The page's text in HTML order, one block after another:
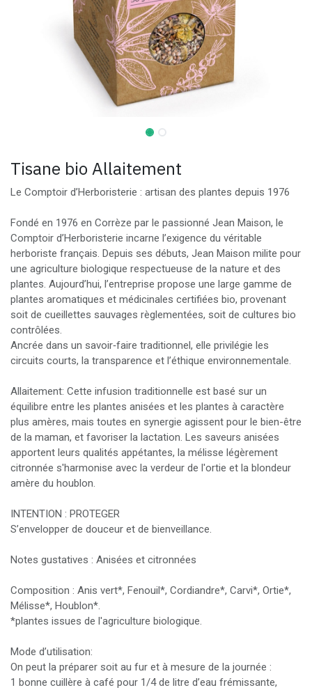
Tisane bio Allaitement
Le Comptoir d’Herboristerie : artisan des plantes depuis 1976
Fondé en 1976 en Corrèze par le passionné Jean Maison, le
Comptoir d’Herboristerie incarne l’exigence du véritable
herboriste français. Depuis ses débuts, Jean Maison milite pour
une agriculture biologique respectueuse de la nature et des
plantes. Aujourd’hui, l’entreprise propose une large gamme de
plantes aromatiques et médicinales certifiées bio, provenant
soit de cueillettes sauvages règlementées, soit de cultures bio
contrôlées.
Ancrée dans un savoir‑faire traditionnel, elle privilégie les
circuits courts, la transparence et l’éthique environnementale.
Allaitement: Cette infusion traditionnelle est basé sur un
équilibre entre les plantes anisées et les plantes à caractère
plus amères, mais toutes en synergie agissent pour le bien-être
de la maman, et favoriser la lactation. Les saveurs anisées
apportent leurs qualités appétantes, la mélisse légèrement
citronnée s'harmonise avec la verdeur de l'ortie et la blondeur
amère du houblon.
INTENTION : PROTEGER
S’envelopper de douceur et de bienveillance.
Notes gustatives : Anisées et citronnées
Composition : Anis vert*, Fenouil*, Cordiandre*, Carvi*, Ortie*,
Mélisse*, Houblon*.
*plantes issues de l'agriculture biologique.
Mode d’utilisation:
On peut la préparer soit au fur et à mesure de la journée :
1 bonne cuillère à café pour 1/4 de litre d’eau frémissante,